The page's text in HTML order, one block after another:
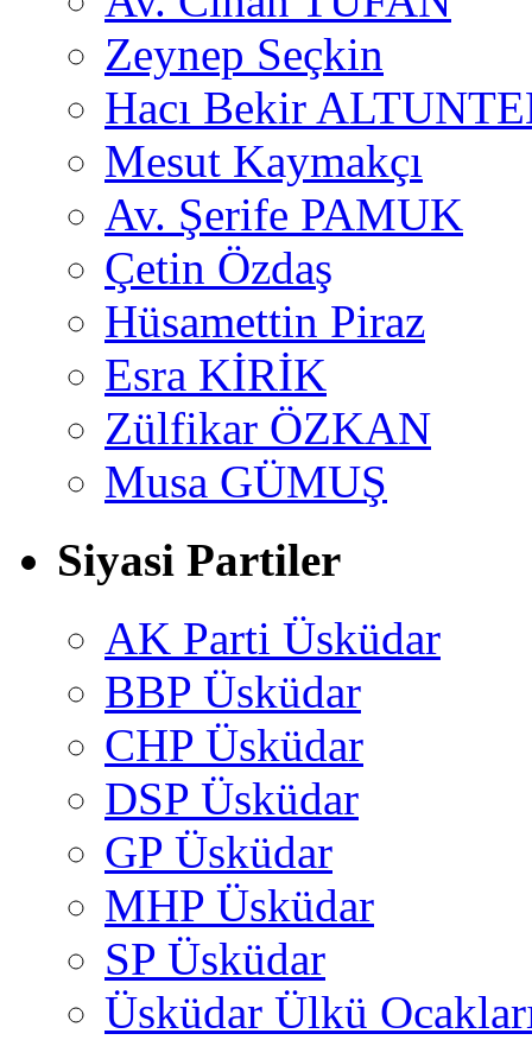
Zeynep Seçkin
Hacı Bekir
Mesut Kaymakçı
Av. Şerife PAMUK
Çetin Özdaş
Hüsamettin Piraz
Esra KİRİK
Zülfikar ÖZKAN
Musa GÜMUŞ
Siyasi Partiler
AK Parti Üsküdar
BBP Üsküdar
CHP Üsküdar
DSP Üsküdar
GP Üsküdar
MHP Üsküdar
SP Üsküdar
Üsküdar Ülkü